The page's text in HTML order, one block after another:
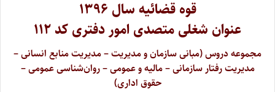
قوه قضائیه سال ۱۳۹۶
عنوان شغلی متصدی امور دفتری کد ۱۱۲
مجموعه دروس (مبانی سازمان و مدیریت – مدیریت منابع انسانی –
مدیریت رفتار سازمانی – مالیه و عمومی – روان‌شناسی عمومی –
حقوق اداری)